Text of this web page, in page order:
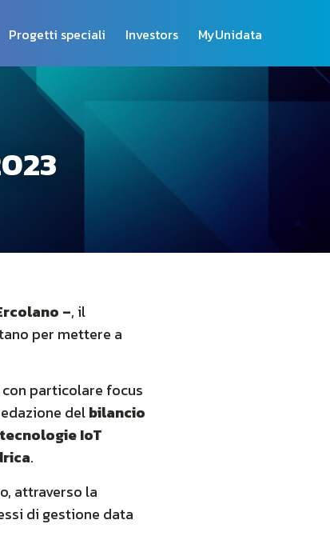
Progetti speciali Investors MyUnidata
–, il
per mettere a
con particolare focus
delbilancio
IoT
.
attraverso la
di gestione data